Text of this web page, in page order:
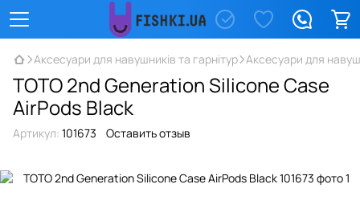
Аксесуари для навушників та гарнітур Аксесуари для
TOTO 2nd Generation Silicone Case
AirPods Black
Артикул: 101673 Оставить отзыв